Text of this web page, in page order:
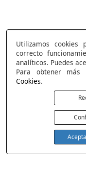
Utilizamos
correcto
analíticos. Puedes
Para obtener más
Cookies.